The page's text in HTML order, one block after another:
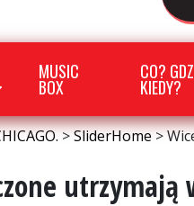
MUSIC
BOX
CO?
KIEDY?
>SliderHome>
utrzymają